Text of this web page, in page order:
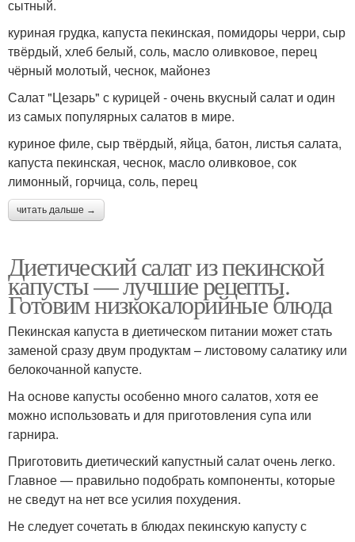
сытный.
куриная грудка, капуста пекинская, помидоры черри, сыр
твёрдый, хлеб белый, соль, масло оливковое, перец
чёрный молотый, чеснок, майонез
Салат "Цезарь" с курицей - очень вкусный салат и один
из самых популярных салатов в мире.
куриное филе, сыр твёрдый, яйца, батон, листья салата,
капуста пекинская, чеснок, масло оливковое, сок
лимонный, горчица, соль, перец
читать дальше →
Диетический салат из пекинской
капусты — лучшие рецепты.
Готовим низкокалорийные блюда
Пекинская капуста в диетическом питании может стать
заменой сразу двум продуктам – листовому салатику или
белокочанной капусте.
На основе капусты особенно много салатов, хотя ее
можно использовать и для приготовления супа или
гарнира.
Приготовить диетический капустный салат очень легко.
Главное — правильно подобрать компоненты, которые
не сведут на нет все усилия похудения.
Не следует сочетать в блюдах пекинскую капусту с